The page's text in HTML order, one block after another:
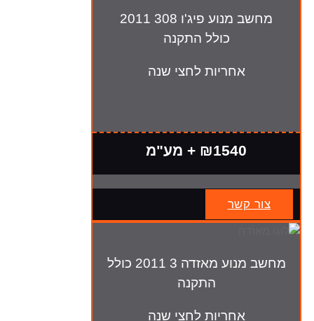
מחשב מנוע פיג'ו 308 2011
כולל התקנה
אחריות לחצי שנה
₪1540 + מע"מ
צור קשר
מחשב מנוע מאזדה 3 2011 כולל
התקנה
אחריות לחצי שנה